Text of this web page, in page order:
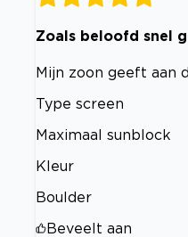
Zoals beloofd snel
Mijn zoon geeft aan
Type screen
Maximaal sunblock
Kleur
Boulder
Beveelt aan